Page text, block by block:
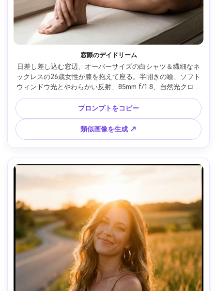
窓際のデイドリーム
日差し差し込む窓辺、オーバーサイズの白シャツ＆繊細なネ
ックレスの26歳女性が膝を抱えて座る。半開きの瞼、ソフト
ウィンドウ光とやわらかい反射、85mm f/1.8、自然光クロー
ズアップ、優しく誘惑的なムード、リアルな毛穴とソフトシ
ャドウ、編集仕上げ、シャープな焦点、ハイレゾ --ar 4:5
プロンプトをコピー
類似画像を生成 ↗